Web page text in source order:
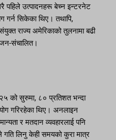
पहिले उत्पादनहरू बेच्न इन्टरनेट
गर्न सिकेका थिए। तथापि,
राज्य अमेरिकाको तुलनामा बढी
संचालित।
को सुरुमा, ८० प्रतिशत भन्दा
गरिरहेका थिए। अनलाइन
र मतदान व्यवहारलाई पनि
लिनु केही समयको कुरा मात्र